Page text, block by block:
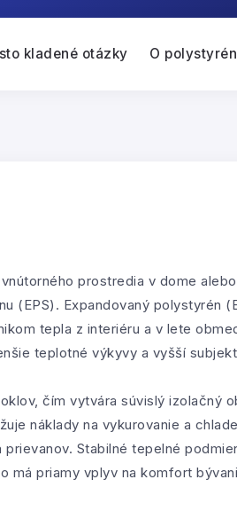
kladené otázky O
prostredia v dome
(EPS). Expandovaný polystyrén
tepla z interiéru a v lete
teplotné výkyvy a vyšší
čím vytvára súvislý izolačný
náklady na vykurovanie a
Stabilné tepelné
má priamy vplyv na komfort